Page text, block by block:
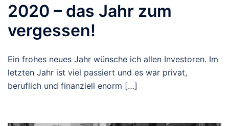
2020 – das Jahr zum
vergessen!
Ein frohes neues Jahr wünsche ich allen Investoren. Im
letzten Jahr ist viel passiert und es war privat,
beruflich und finanziell enorm […]